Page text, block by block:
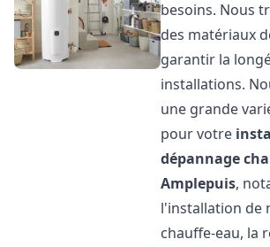
besoins. Nous
des matériaux
garantir la
installations.
une grande
pour votre
dépannage
Amplepuis,
l'installation de
chauffe-eau, la